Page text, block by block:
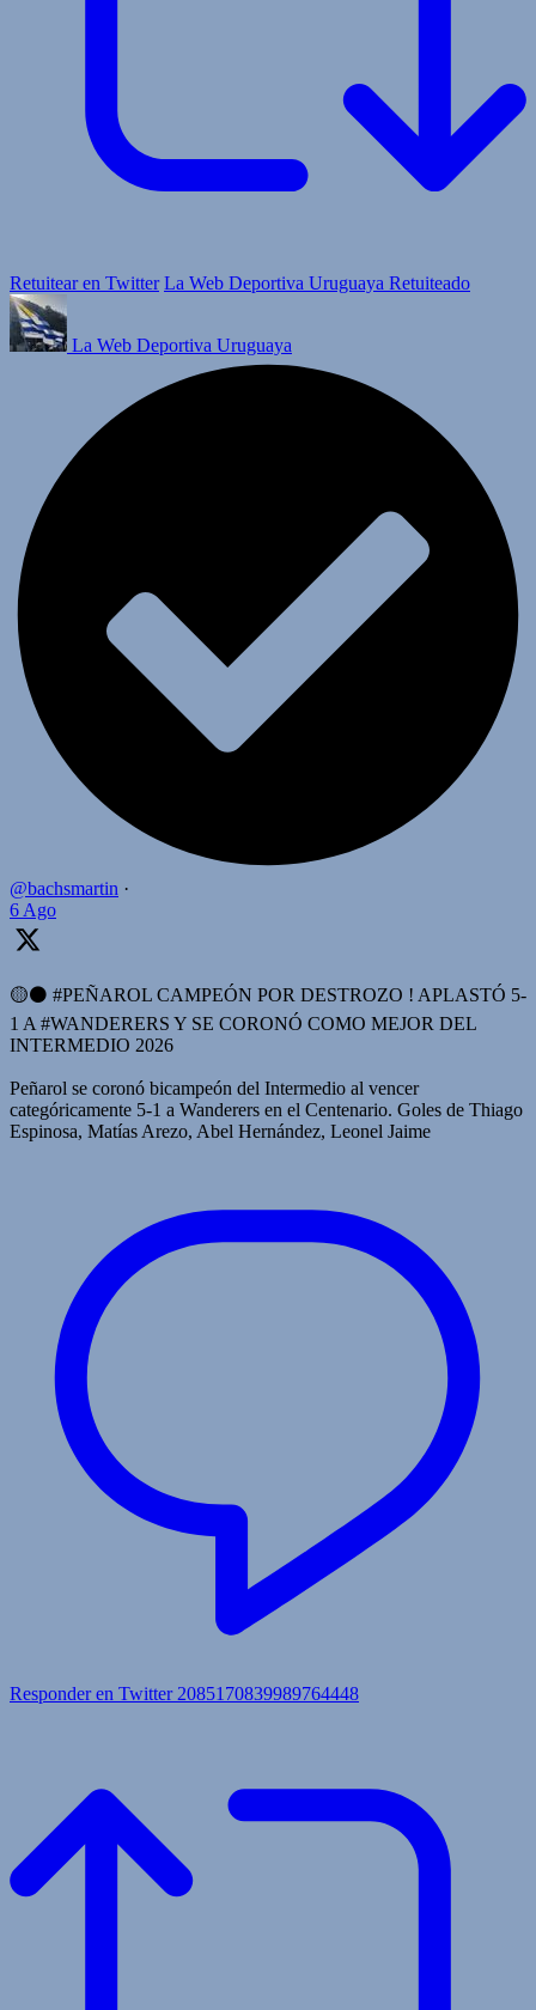
Retuitear en Twitter La Web Deportiva Uruguaya Retuiteado
La Web Deportiva Uruguaya
@bachsmartin ·
6 Ago
🟡⚫️ #PEÑAROL CAMPEÓN POR DESTROZO ! APLASTÓ 5-
1 A #WANDERERS Y SE CORONÓ COMO MEJOR DEL
INTERMEDIO 2026
Peñarol se coronó bicampeón del Intermedio al vencer
categóricamente 5-1 a Wanderers en el Centenario. Goles de Thiago
Espinosa, Matías Arezo, Abel Hernández, Leonel Jaime
Responder en Twitter 2085170839989764448